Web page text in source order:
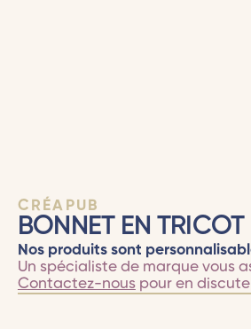
CRÉAPUB
BONNET EN TRICOT
Nos produits sont
Un spécialiste de marque vous
Contactez-nouspour en